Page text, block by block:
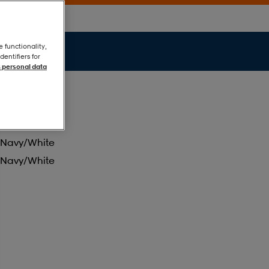
Navy/white
Navy/white
functionality,
for
personal data